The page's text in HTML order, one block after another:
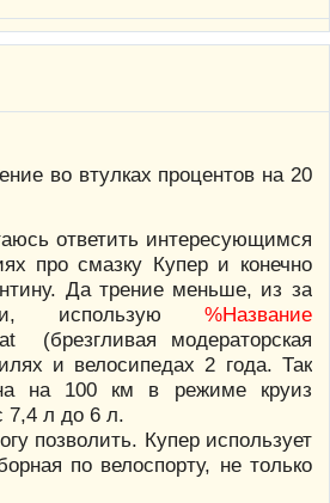
во втулках процентов на 20
ответить интересующимся
про смазку Купер и конечно
Да трение меньше, из за
использую %Название
(брезгливая модераторская
и велосипедах 2 года. Так
на 100 км в режиме круиз
7,4 л до 6 л.
позволить. Купер использует
по велоспорту, не только